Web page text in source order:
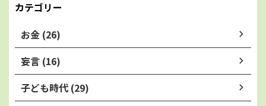
カテゴリー
お金 (26)
妄言 (16)
子ども時代 (29)